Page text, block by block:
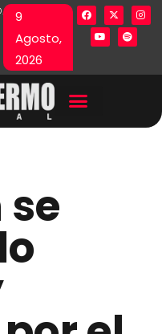
9
Agosto,
2026
71 Día de las y los
Lista en excel expone